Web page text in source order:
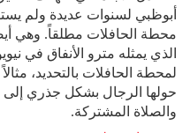
أبوظبي لسنوات عديدة ولم
محطة الحافلات مطلقاً. وهي
الذي يمثله مترو الأنفاق في
لمحطة الحافلات بالتحديد،
حولها الرجال بشكل جذري إلى
والصلاة المشتركة.